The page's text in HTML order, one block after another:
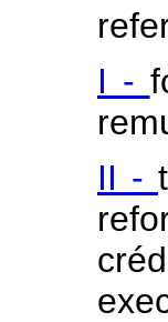
I -
II -